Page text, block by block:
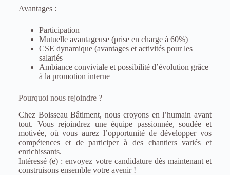
Avantages :
Participation
Mutuelle avantageuse (prise en charge à 60%)
CSE dynamique (avantages et activités pour les
salariés
Ambiance conviviale et possibilité d’évolution grâce
à la promotion interne
Pourquoi nous rejoindre ?
Chez Boisseau Bâtiment, nous croyons en l’humain avant
tout. Vous rejoindrez une équipe passionnée, soudée et
motivée, où vous aurez l’opportunité de développer vos
compétences et de participer à des chantiers variés et
enrichissants.
Intéressé (e) : envoyez votre candidature dès maintenant et
construisons ensemble votre avenir !